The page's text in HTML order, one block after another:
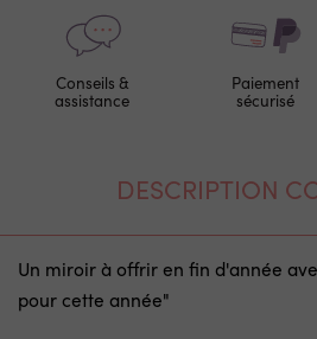
Conseils &
assistance
Paiement
sécurisé
DESCRIPTION
Un miroir à offrir en fin d'année
pour cette année"